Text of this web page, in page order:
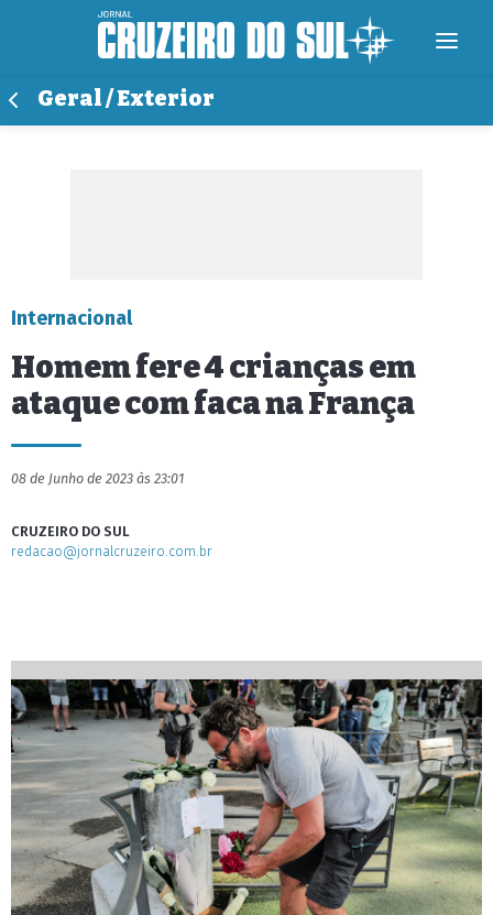
Geral / Exterior
Internacional
Homem fere 4 crianças em
ataque com faca na França
08 de Junho de 2023 às 23:01
CRUZEIRO DO SUL
redacao@jornalcruzeiro.com.br